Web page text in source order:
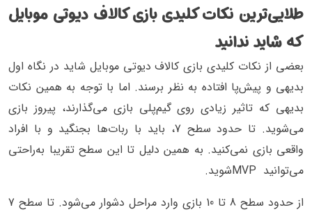
طلایی‌ترین نکات کلیدی بازی کالاف دیوتی موبایل
که شاید ندانید
بعضی از نکات کلیدی بازی کالاف دیوتی موبایل شاید در نگاه اول
بدیهی و پیش‌پا ‌افتاده به نظر برسند. اما با توجه به همین نکات
بدیهی که تاثیر زیادی روی گیم‌پلی بازی می‌گذارند، پیروز بازی
می‌شوید. تا حدود سطح 7، باید با ربات‌ها بجنگید و با افراد
واقعی بازی نمی‌کنید. به همین دلیل تا این سطح تقریبا به‌راحتی
می‌توانید MVPشوید.
از حدود سطح 8 تا 10 بازی وارد مراحل دشوار می‌شود. تا سطح 7